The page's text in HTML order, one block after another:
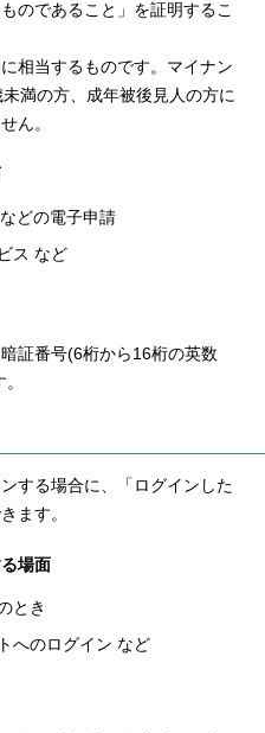
のであること」を証明するこ
相当するものです。マイナン
満の方、成年被後見人の方に
ん。
どの電子申請
ス など
証番号(6桁から16桁の英数
する場合に、「ログインした
ます。
場面
とき
へのログイン など